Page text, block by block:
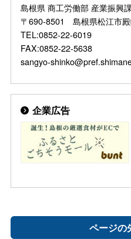
島根県 商工労働部 産業振興課
〒690-8501 島根県松江市
TEL:0852-22-6019
FAX:0852-22-5638
sangyo-
企業広告
ページの